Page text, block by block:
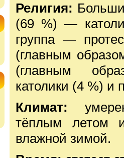
Религия:
(69 %) —
группа —
(главным
(главным
католики (4 %) и
Климат:
тёплым летом
влажной зимой.